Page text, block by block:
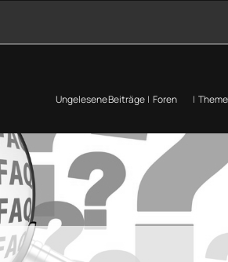
Ungelesene Beiträge | Foren |